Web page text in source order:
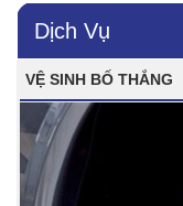
Dịch Vụ
VỆ SINH BỐ THẮNG